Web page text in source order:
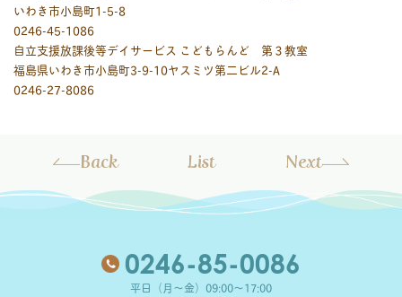
いわき市小島町1-5-8
0246-45-1086
自立支援放課後等デイサービス こどもらんど 第３教室
福島県いわき市小島町3-9-10ヤスミツ第二ビル2-A
0246-27-8086
Back List Next
0246-85-0086
平日（月～金）09:00～17:00